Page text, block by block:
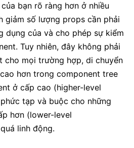
bạn rõ ràng hơn ở nhiều
giảm số lượng props cần phải
dụng của và cho phép sự kiểm
Tuy nhiên, đây không phải
cho mọi trường hợp, di chuyển
hơn trong component tree
ở cấp cao (higher-level
tạp và buộc cho những
hơn (lower-level
linh động.